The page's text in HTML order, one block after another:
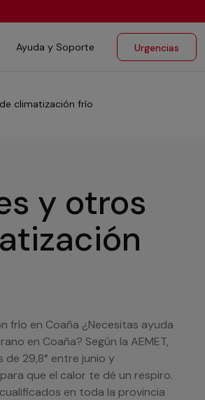
Ayuda y Soporte Urgencias
climatización frío
y otros
frío en Coaña ¿Necesitas ayuda
en Coaña? Según la AEMET,
29,8° entre junio y
que el calor te dé un respiro.
en toda la provincia